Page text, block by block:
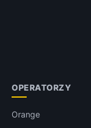
OPERATORZY
Orange